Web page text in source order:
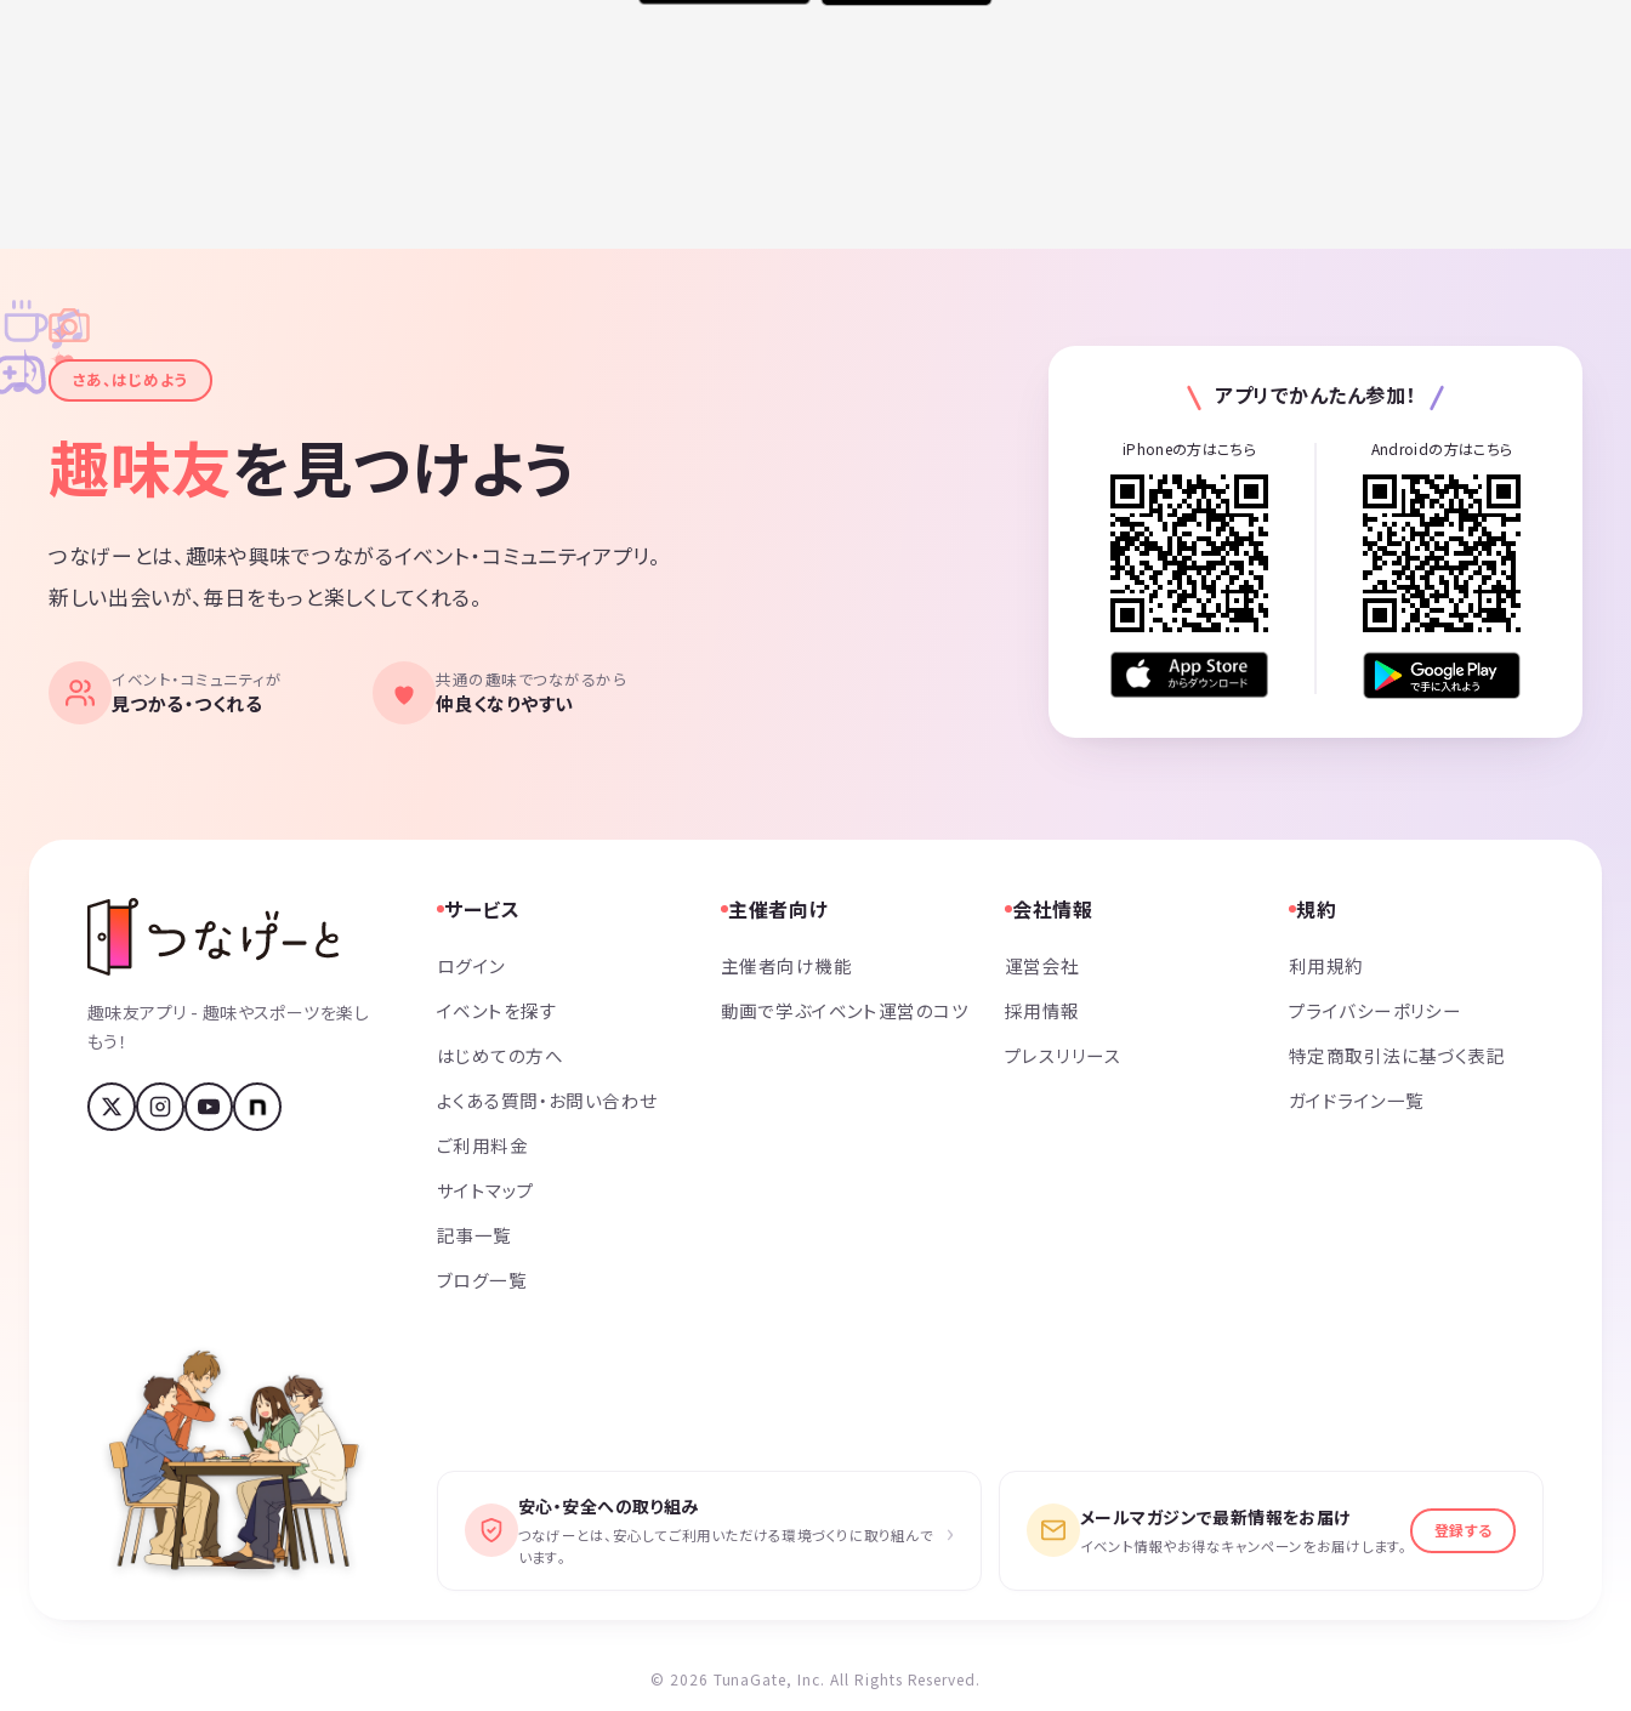
✦
✦
✧
✧
♪
♫
さあ、はじめよう
趣味友を見つけよう
つなげーとは、趣味や興味でつながるイベント・コミュニティアプリ。
新しい出会いが、毎日をもっと楽しくしてくれる。
イベント・コミュニティが
見つかる・つくれる
共通の趣味でつながるから
仲良くなりやすい
アプリでかんたん参加！
iPhoneの方はこちら Androidの方はこちら
趣味友アプリ - 趣味やスポーツを楽し
もう！
サービス
ログイン
イベントを探す
はじめての方へ
よくある質問・お問い合わせ
ご利用料金
サイトマップ
記事一覧
ブログ一覧
主催者向け
主催者向け機能
動画で学ぶイベント運営のコツ
会社情報
運営会社
採用情報
プレスリリース
規約
利用規約
プライバシーポリシー
特定商取引法に基づく表記
ガイドライン一覧
安心・安全への取り組み
つなげーとは、安心してご利用いただける環境づくりに取り組んで
います。
› メールマガジンで最新情報をお届け
イベント情報やお得なキャンペーンをお届けします。
登録する
© 2026 TunaGate, Inc. All Rights Reserved.